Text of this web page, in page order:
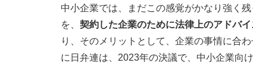
中小企業では、まだこの感覚がかなり強く
を、 契約した企業のために法律上のアドバ
り、そのメリットとして、企業の事情に合
に日弁連は、2023年の決議で、中小企業向